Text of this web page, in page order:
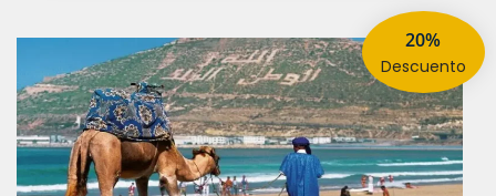
20%
descuento